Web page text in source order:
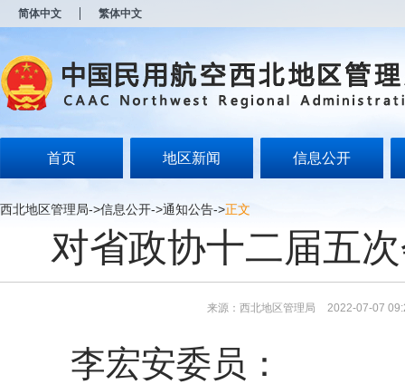
简体中文 繁体中文
首页 地区新闻 信息公开
西北地区管理局->信息公开->通知公告->正文
对省政协十二届五
来源：西北地区管理局 2022-07-07
李宏安委员：
开
无
障
说
按
Alt
键